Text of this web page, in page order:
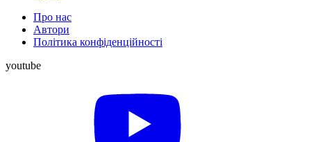
Про нас
Автори
Політика конфіденційності
youtube